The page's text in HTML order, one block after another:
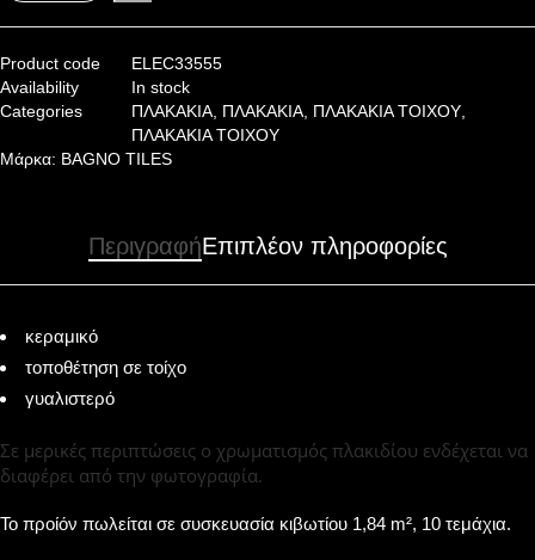
Product code
ELEC33555
Availability
In stock
Categories
ΠΛΑΚΑΚΙΑ, ΠΛΑΚΑΚΙΑ, ΠΛΑΚΑΚΙΑ ΤΟΙΧΟΥ,
ΠΛΑΚΑΚΙΑ ΤΟΙΧΟΥ
Μάρκα: BAGNO TILES
ΠεριγραφήΕπιπλέον πληροφορίες
κεραμικό
τοποθέτηση σε τοίχο
γυαλιστερό
Σε μερικές περιπτώσεις ο χρωματισμός πλακιδίου ενδέχεται να
διαφέρει από την φωτογραφία.
Το προίόν πωλείται σε συσκευασία κιβωτίου 1,84 m², 10 τεμάχια.